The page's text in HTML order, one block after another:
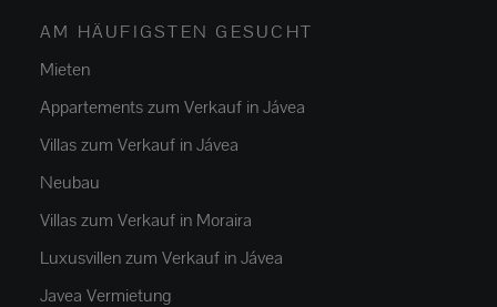
AM HÄUFIGSTEN GESUCHT
Mieten
Appartements zum Verkauf in Jávea
Villas zum Verkauf in Jávea
Neubau
Villas zum Verkauf in Moraira
Luxusvillen zum Verkauf in Jávea
Javea Vermietung